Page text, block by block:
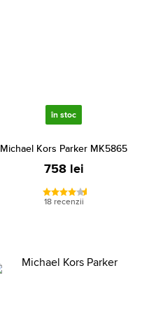
în stoc
Michael Kors Parker MK5865
758 lei
18 recenzii